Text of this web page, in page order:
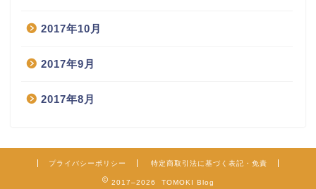
2017年10月
2017年9月
2017年8月
プライバシーポリシー 特定商取引法に基づく表記・免責
2017–2026 TOMOKI Blog